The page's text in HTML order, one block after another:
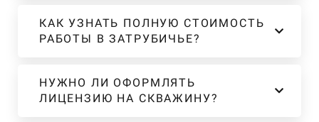
КАК УЗНАТЬ ПОЛНУЮ СТОИМОСТЬ
РАБОТЫ В ЗАТРУБИЧЬЕ?
НУЖНО ЛИ ОФОРМЛЯТЬ
ЛИЦЕНЗИЮ НА СКВАЖИНУ?